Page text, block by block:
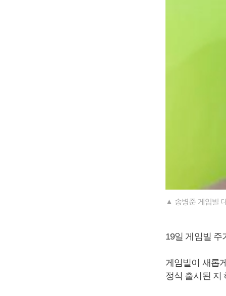
▲ 송병준 게임빌
19일 게임빌 주
게임빌이 새롭
정식 출시된 지